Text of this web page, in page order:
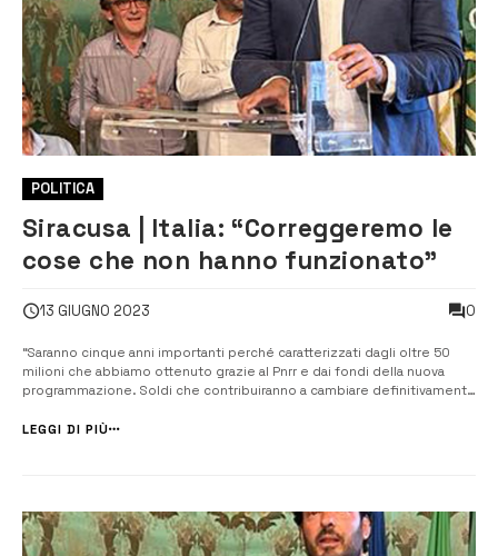
POLITICA
Siracusa | Italia: “Correggeremo le
cose che non hanno funzionato”
13 GIUGNO 2023 0
“Saranno cinque anni importanti perché caratterizzati dagli oltre 50
milioni che abbiamo ottenuto grazie al Pnrr e dai fondi della nuova
programmazione. Soldi che contribuiranno a cambiare definitivamente
Siracusa, ha parlato nel salone Borsellino di Palazzo Vermexio, a una
LEGGI DI PIÙ